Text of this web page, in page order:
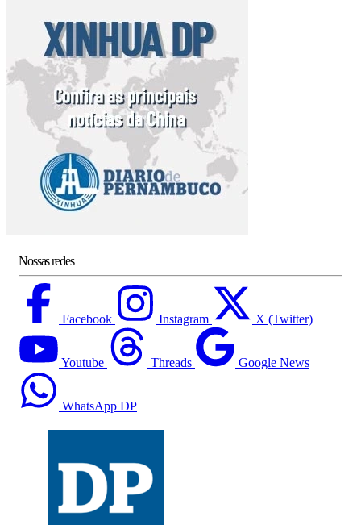
Nossas redes
Facebook Instagram X (Twitter)
Youtube Threads Google News
WhatsApp DP